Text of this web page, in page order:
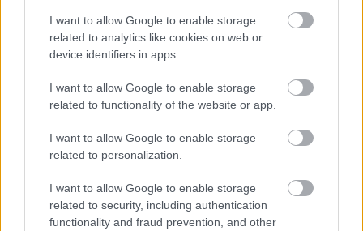
I want to allow Google to enable storage
related to analytics like cookies on web or
device identifiers in apps.
I want to allow Google to enable storage
related to functionality of the website or app.
I want to allow Google to enable storage
related to personalization.
I want to allow Google to enable storage
related to security, including authentication
functionality and fraud prevention, and other
je o niečom čítať, a iné je vidieť to na vlastné oči. Hneď
sme sa tou ideou nadchli a vyhliadli sme si špičkové
zariadenie, ibaže na Slovensku vtedy ešte nikto nevedel
tieto systémy projektovať. Nemali sme potuchy, ako sa
tepelné čerpadlo dimenzuje, ako sa bude celý systém
všetko iniciatívne naštudoval. Prvý variant projektu bol
nelogickosti a celý systém sme odladili.“